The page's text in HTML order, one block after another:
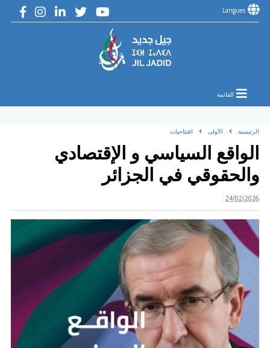
Langues
القائمة
الرئيسية الأولى افتتاحيات
الواقع السياسي و الإقتصادي
والحقوقي في الجزائر
24/02/2026